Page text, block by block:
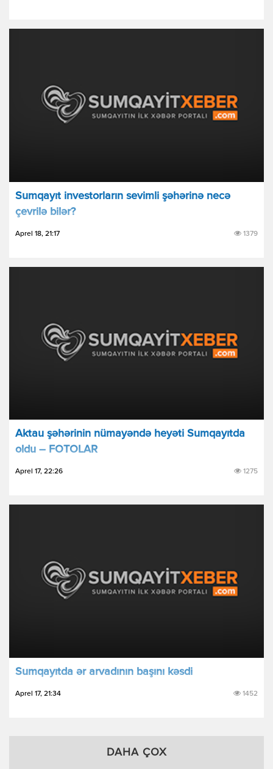
Sumqayıt investorların sevimli şəhərinə necə
çevrilə bilər?
Aprel 18, 21:17 1379
Aktau şəhərinin nümayəndə heyəti Sumqayıtda
oldu – FOTOLAR
Aprel 17, 22:26 1275
Sumqayıtda ər arvadının başını kəsdi
Aprel 17, 21:34 1452
DAHA ÇOX